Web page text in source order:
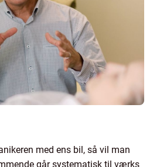
med ens bil, så vil man
går systematisk til værks